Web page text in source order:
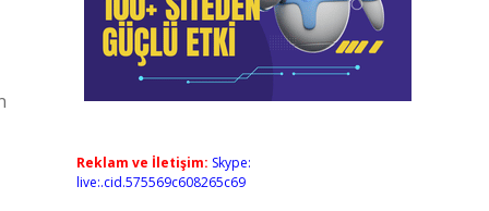
Reklam ve İletişim: Skype:
live:.cid.575569c608265c69